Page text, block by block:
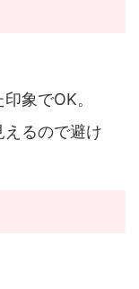
象でOK。
るので避け